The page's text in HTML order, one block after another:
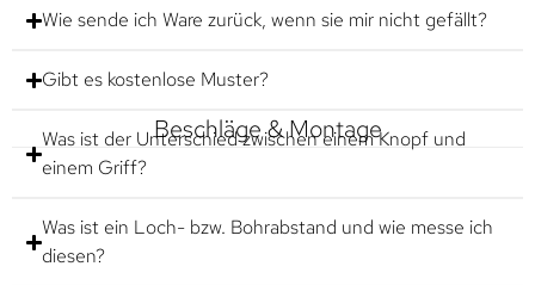
Wie sende ich Ware zurück, wenn sie mir nicht gefällt?
Gibt es kostenlose Muster?
Beschläge & Montage
Was ist der Unterschied zwischen einem Knopf und
einem Griff?
Was ist ein Loch- bzw. Bohrabstand und wie messe ich
diesen?